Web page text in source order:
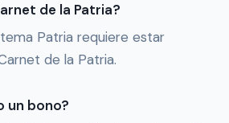
de la Patria?
Patria requiere estar
de la Patria.
un bono?